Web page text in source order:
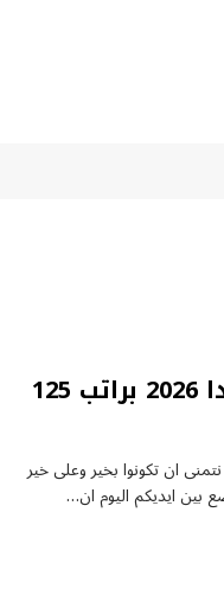
التقديم لوظيفة في كندا 2026 براتب 125
ان تكونوا بخير وعلى خير
بين ايديكم اليوم ان…